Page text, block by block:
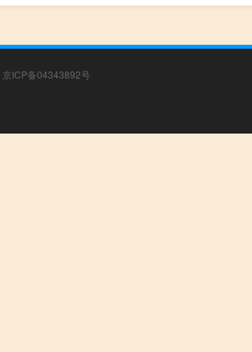
京ICP备04343892号